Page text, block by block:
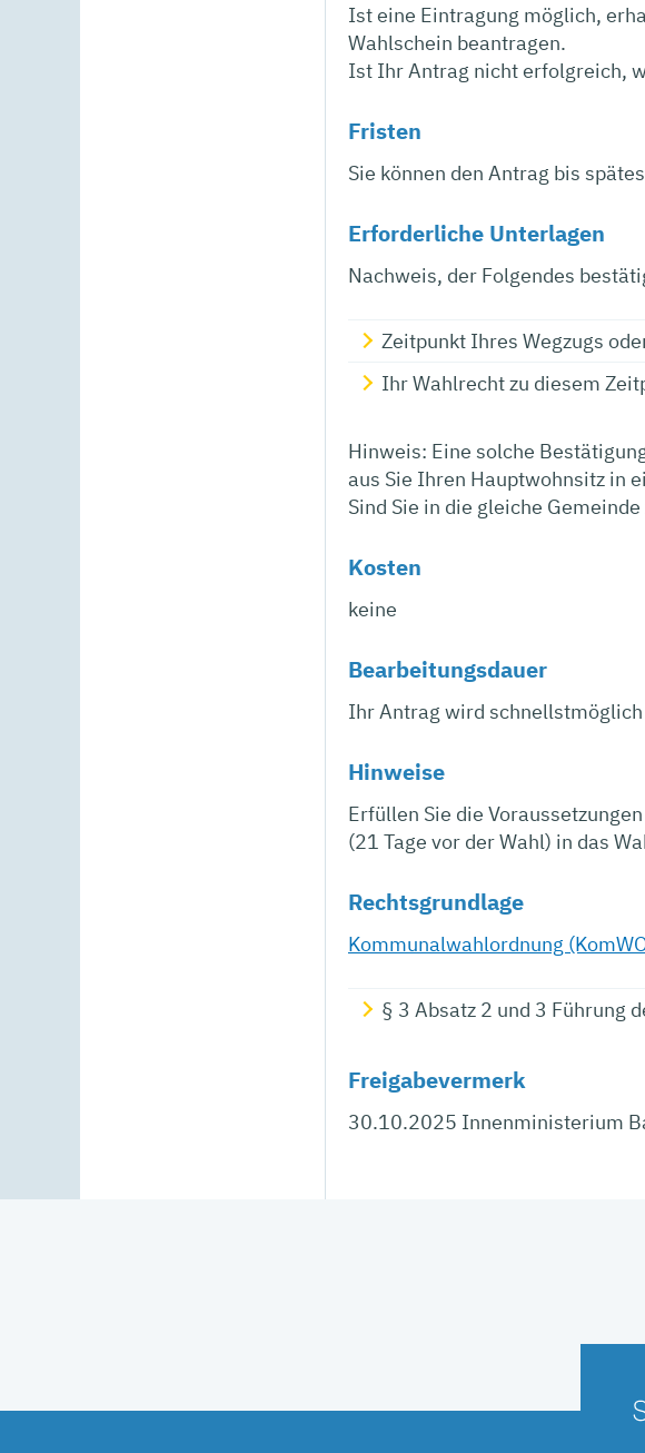
Ist eine Eintragung möglich,
Wahlschein beantragen.
Ist Ihr Antrag nicht erfolgreich,
Fristen
Sie können den Antrag bis
Erforderliche Unterlagen
Nachweis, der Folgendes
Zeitpunkt Ihres Wegzugs
Ihr Wahlrecht zu diesem
Hinweis: Eine solche
aus Sie Ihren Hauptwohnsitz in
Sind Sie in die gleiche
Kosten
keine
Bearbeitungsdauer
Ihr Antrag wird
Hinweise
Erfüllen Sie die
(21 Tage vor der Wahl) in das
Rechtsgrundlage
Kommunalwahlordnung
§ 3 Absatz 2 und 3 Führung
Freigabevermerk
30.10.2025 Innenministerium